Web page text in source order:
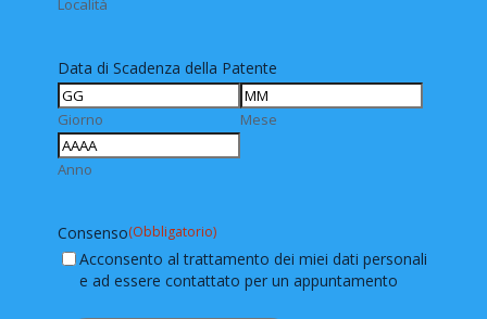
Località
Data di Scadenza della Patente
Giorno Mese
Anno
Consenso(Obbligatorio)
Acconsento al trattamento dei miei dati personali
e ad essere contattato per un appuntamento